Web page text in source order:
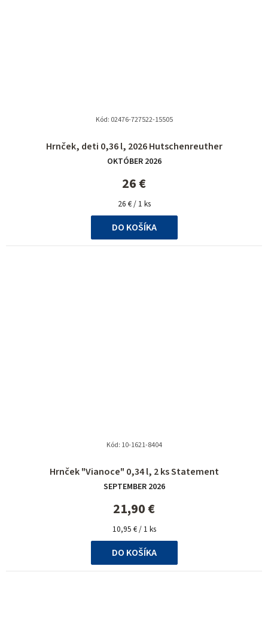
Hrnček, deti 0,36 l, 2026 Hutschenreuther
OKTÓBER 2026
26 €
Jednotková
cena:
26 € / 1 ks
DO KOŠÍKA
Kód: 02476-727522-15505
Hrnček "Vianoce" 0,34 l, 2 ks Statement
SEPTEMBER 2026
21,90 €
Jednotková
cena:
10,95 € / 1 ks
DO KOŠÍKA
Kód: 10-1621-8404